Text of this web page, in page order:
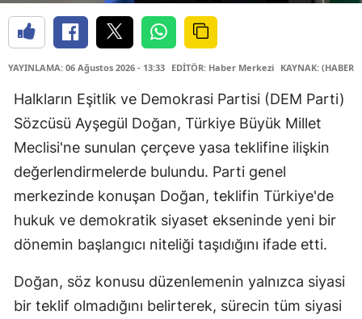
YAYINLAMA: 06 Ağustos 2026 - 13:33 EDİTÖR: Haber Merkezi KAYNAK: (HABER
Halkların Eşitlik ve Demokrasi Partisi (DEM Parti)
Sözcüsü Ayşegül Doğan, Türkiye Büyük Millet
Meclisi'ne sunulan çerçeve yasa teklifine ilişkin
değerlendirmelerde bulundu. Parti genel
merkezinde konuşan Doğan, teklifin Türkiye'de
hukuk ve demokratik siyaset ekseninde yeni bir
dönemin başlangıcı niteliği taşıdığını ifade etti.
Doğan, söz konusu düzenlemenin yalnızca siyasi
bir teklif olmadığını belirterek, sürecin tüm siyasi